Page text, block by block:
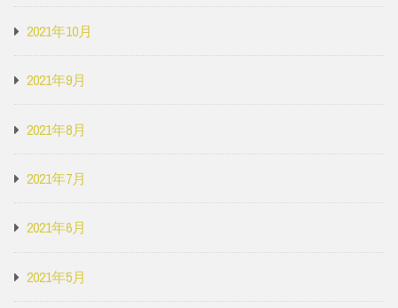
2021年10月
2021年9月
2021年8月
2021年7月
2021年6月
2021年5月